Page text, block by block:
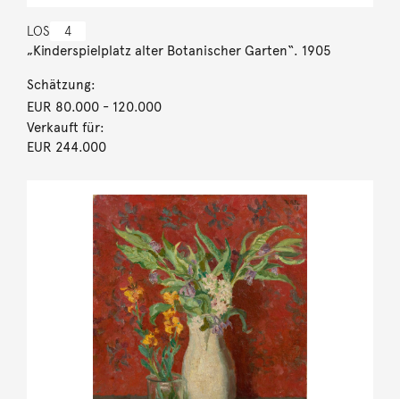
LOS 4
„Kinderspielplatz alter Botanischer Garten“. 1905
Schätzung:
EUR 80.000- 120.000
Verkauft für:
EUR 244.000